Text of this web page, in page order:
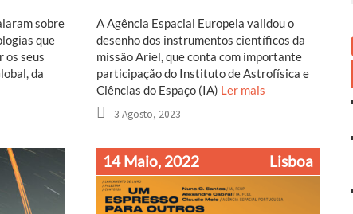
sobre
que
os seus
da
A Agência Espacial Europeia validou o
desenho dos instrumentos científicos da
missão Ariel, que conta com importante
participação do Instituto de Astrofísica e
Ciências do Espaço (IA) Ler mais
3 Agosto, 2023
14 Maio, 2022 Lisboa